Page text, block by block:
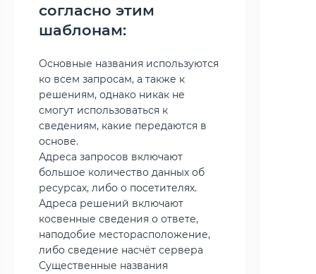
согласно этим
шаблонам:
Основные названия используются
ко всем запросам, а также к
решениям, однако никак не
смогут использоваться к
сведениям, какие передаются в
основе.
Адреса запросов включают
большое количество данных об
ресурсах, либо о посетителях.
Адреса решений включают
косвенные сведения о ответе,
наподобие месторасположение,
либо сведение насчёт сервера
Существенные названия